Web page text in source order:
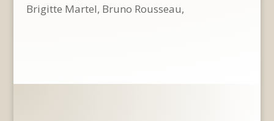
Brigitte Martel, Bruno Rousseau,